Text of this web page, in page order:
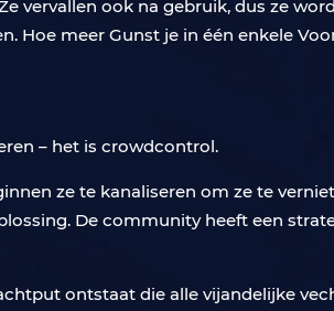
vervallen ook na gebruik, dus ze
Hoe meer Gunst je in één enkele
– het is crowdcontrol.
ze te kanaliseren om ze te
De community heeft een
ontstaat die alle vijandelijke